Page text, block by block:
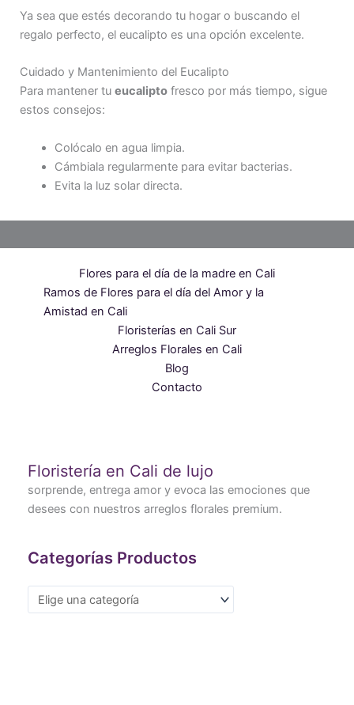
Ya sea que estés decorando tu hogar o buscando el
regalo perfecto, el eucalipto es una opción excelente.
Cuidado y Mantenimiento del Eucalipto
Para mantener tu eucalipto fresco por más tiempo, sigue
estos consejos:
Colócalo en agua limpia.
Cámbiala regularmente para evitar bacterias.
Evita la luz solar directa.
Flores para el día de la madre en Cali
Ramos de Flores para el día del Amor y la
Amistad en Cali
Floristerías en Cali Sur
Arreglos Florales en Cali
Blog
Contacto
Floristería en Cali de lujo
sorprende, entrega amor y evoca las emociones que
desees con nuestros arreglos florales premium.
Categorías Productos